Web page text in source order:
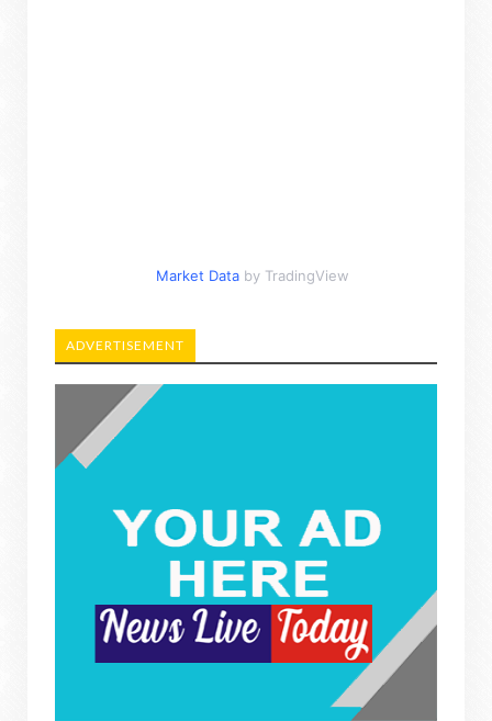
Market Data by TradingView
ADVERTISEMENT